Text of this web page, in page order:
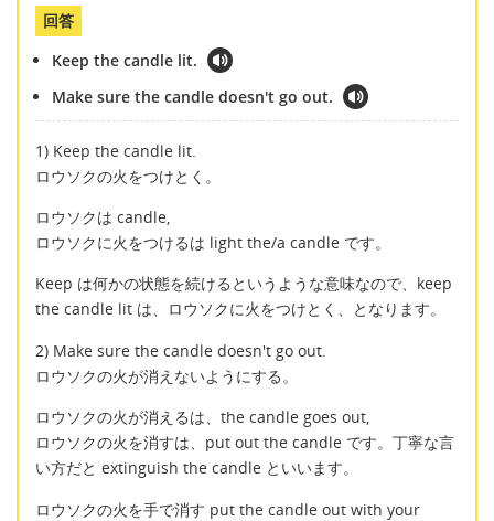
回答
Keep the candle lit.
Make sure the candle doesn't go out.
1) Keep the candle lit.
ロウソクの火をつけとく。
ロウソクは candle,
ロウソクに火をつけるは light the/a candle です。
Keep は何かの状態を続けるというような意味なので、keep
the candle lit は、ロウソクに火をつけとく、となります。
2) Make sure the candle doesn't go out.
ロウソクの火が消えないようにする。
ロウソクの火が消えるは、the candle goes out,
ロウソクの火を消すは、put out the candle です。丁寧な言
い方だと extinguish the candle といいます。
ロウソクの火を手で消す put the candle out with your